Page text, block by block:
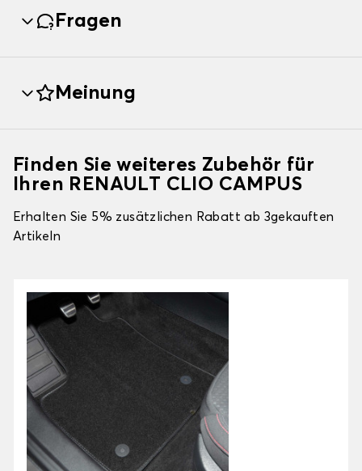
Fragen
Meinung
Finden Sie weiteres Zubehör für
Ihren RENAULT CLIO CAMPUS
Erhalten Sie 5% zusätzlichen Rabatt ab 3gekauften
Artikeln